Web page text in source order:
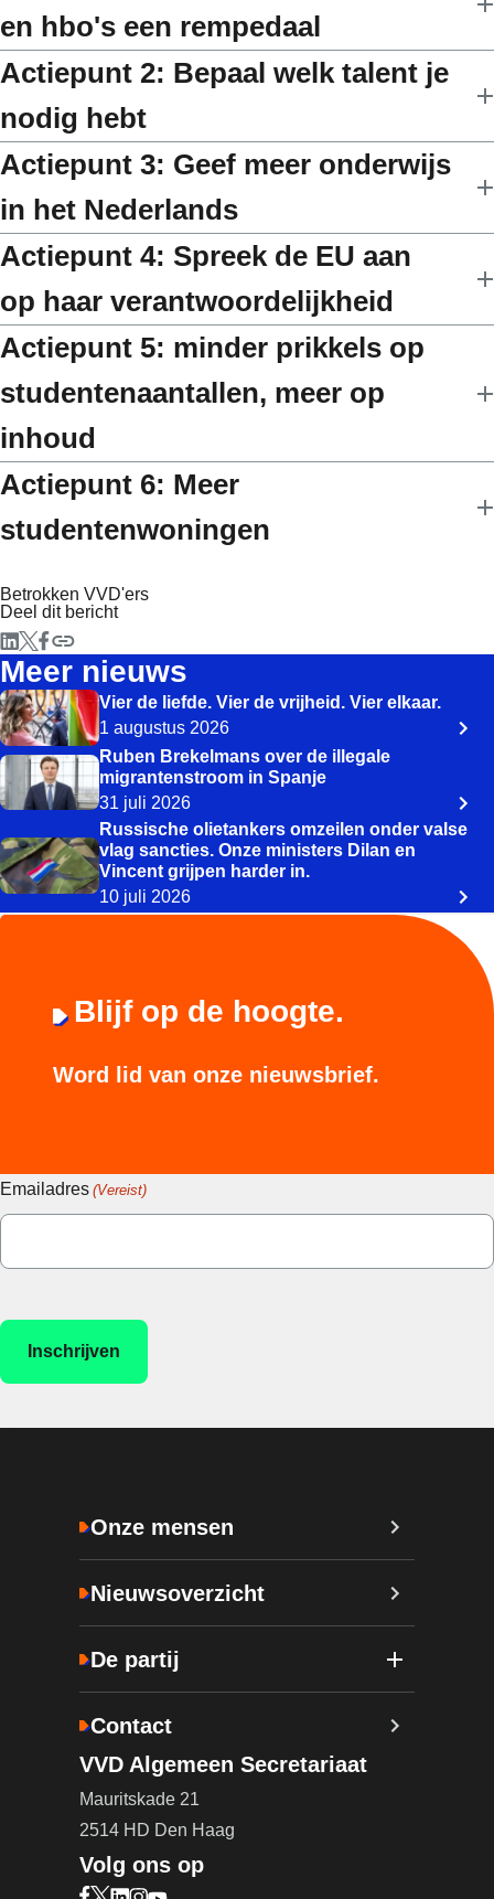
en hbo's een rempedaal
Actiepunt 2: Bepaal welk talent je
nodig hebt
Actiepunt 3: Geef meer onderwijs
in het Nederlands
Actiepunt 4: Spreek de EU aan
op haar verantwoordelijkheid
Actiepunt 5: minder prikkels op
studentenaantallen, meer op
inhoud
Actiepunt 6: Meer
studentenwoningen
Betrokken VVD'ers
Deel dit bericht
Meer nieuws
Vier de liefde. Vier de vrijheid. Vier elkaar.
1 augustus 2026
Ruben Brekelmans over de illegale
migrantenstroom in Spanje
31 juli 2026
Russische olietankers omzeilen onder valse
vlag sancties. Onze ministers Dilan en
Vincent grijpen harder in.
10 juli 2026
Blijf op de hoogte.
Word lid van onze nieuwsbrief.
Emailadres (Vereist)
Onze mensen
Nieuwsoverzicht
De partij
Contact
VVD Algemeen Secretariaat
Mauritskade 21
2514 HD Den Haag
Volg ons op